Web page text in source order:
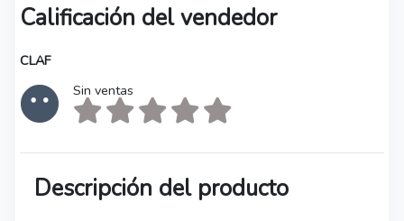
Calificación del vendedor
CLAF
Sin ventas
Descripción del producto